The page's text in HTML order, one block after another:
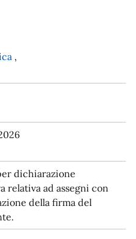
,
dichiarazione
relativa ad assegni con
della firma del